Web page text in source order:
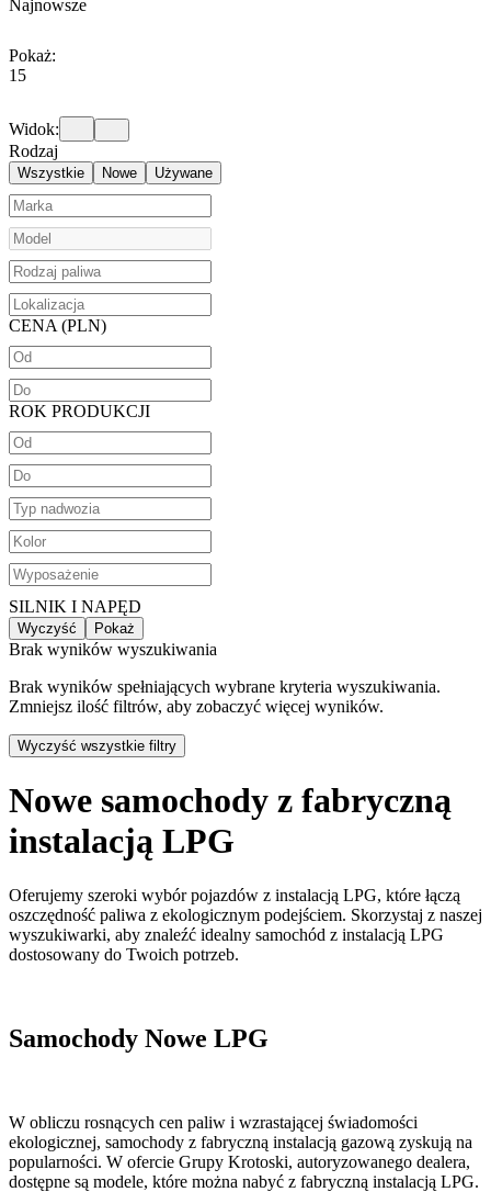
Najnowsze
Pokaż:
15
Widok:
Rodzaj
Wszystkie Nowe Używane
CENA (PLN)
ROK PRODUKCJI
SILNIK I NAPĘD
Wyczyść Pokaż
Brak wyników wyszukiwania
Brak wyników spełniających wybrane kryteria wyszukiwania.
Zmniejsz ilość filtrów, aby zobaczyć więcej wyników.
Wyczyść wszystkie filtry
Nowe samochody z fabryczną
instalacją LPG
Oferujemy szeroki wybór pojazdów z instalacją LPG, które łączą
oszczędność paliwa z ekologicznym podejściem. Skorzystaj z naszej
wyszukiwarki, aby znaleźć idealny samochód z instalacją LPG
dostosowany do Twoich potrzeb.
Samochody Nowe LPG
W obliczu rosnących cen paliw i wzrastającej świadomości
ekologicznej, samochody z fabryczną instalacją gazową zyskują na
popularności. W ofercie Grupy Krotoski, autoryzowanego dealera,
dostępne są modele, które można nabyć z fabryczną instalacją LPG.